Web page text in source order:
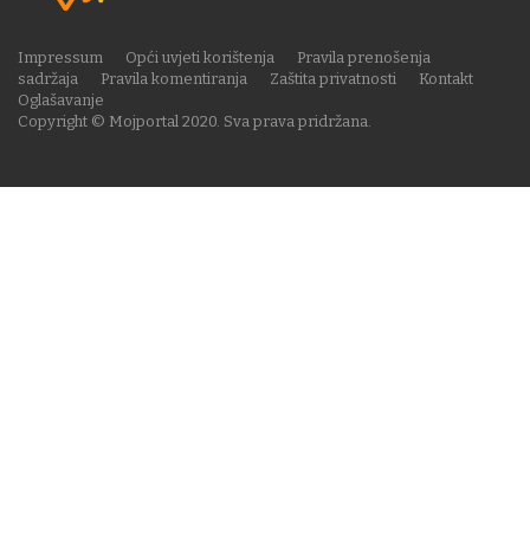
Copyright © Mojportal 2020. Sva prava pridržana.
Impressum Opći uvjeti korištenja
Pravila prenošenja
sadržaja
Pravila komentiranja Zaštita privatnosti
Kontakt
Oglašavanje